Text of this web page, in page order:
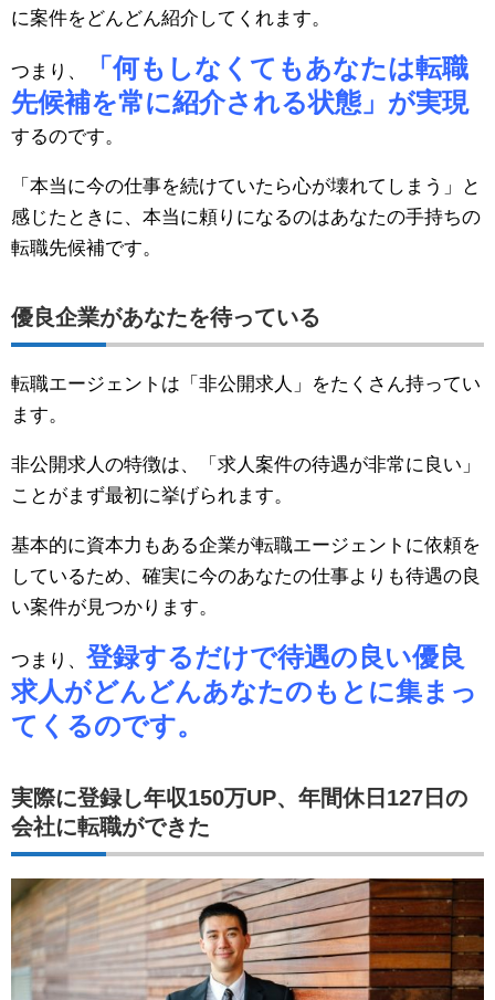
に案件をどんどん紹介してくれます。
つまり、
「何もしなくてもあなたは転職
先候補を常に紹介される状態」が実現
するのです。
「本当に今の仕事を続けていたら心が壊れてしまう」と
感じたときに、本当に頼りになるのはあなたの手持ちの
転職先候補です。
優良企業があなたを待っている
転職エージェントは「非公開求人」をたくさん持ってい
ます。
非公開求人の特徴は、「求人案件の待遇が非常に良い」
ことがまず最初に挙げられます。
基本的に資本力もある企業が転職エージェントに依頼を
しているため、確実に今のあなたの仕事よりも待遇の良
い案件が見つかります。
つまり、 登録するだけで待遇の良い優良
求人がどんどんあなたのもとに集まっ
てくるのです。
実際に登録し年収150万UP、年間休日127日の
会社に転職ができた